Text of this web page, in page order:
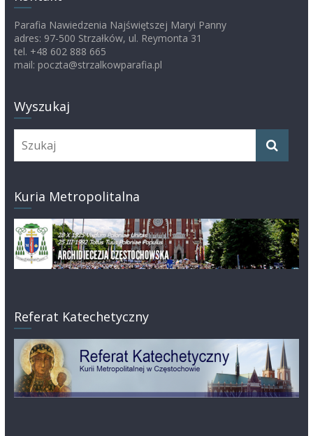
Parafia Nawiedzenia Najświętszej Maryi Panny
adres: 97-500 Strzałków, ul. Reymonta 31
tel. +48 602 888 665
mail: poczta@strzalkowparafia.pl
Wyszukaj
Kuria Metropolitalna
Referat Katechetyczny